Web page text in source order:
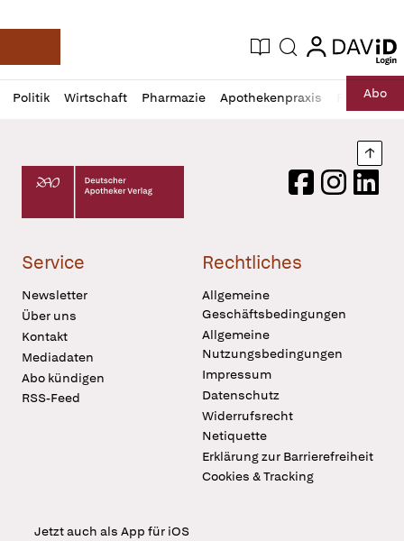
Deutsche Apotheker Zeitung
Aktuelle Ausgabe
Suche login
login
Politik Wirtschaft Pharmazie Apothekenpraxis RechtAbo
Profil
öffnen
Daz
Pur
Deutscher Apotheker Verlag Logo
FacebookInstagram
Service
Newsletter
Über uns
Kontakt
Mediadaten
Abo kündigen
RSS-Feed
Rechtliches
Allgemeine
Geschäftsbedingungen
Allgemeine
Nutzungsbedingungen
Impressum
Datenschutz
Widerrufsrecht
Netiquette
Erklärung zur Barrierefreiheit
Cookies & Tracking
Jetzt auch als App für iOS